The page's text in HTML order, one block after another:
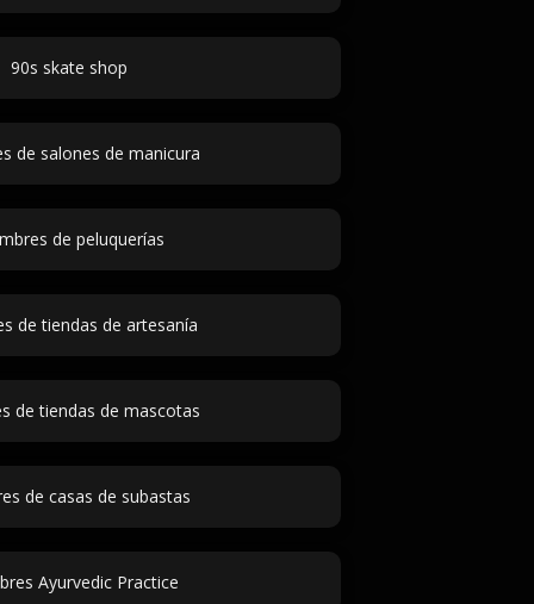
90s skate shop
de salones de manicura
de peluquerías
de tiendas de artesanía
de tiendas de mascotas
de casas de subastas
Ayurvedic Practice